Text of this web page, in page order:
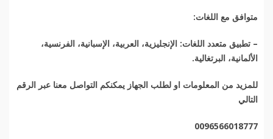
متوافق مع اللغات:
– تطبيق متعدد اللغات: الإنجليزية، العربية، الإسبانية، الفرنسية،
الألمانية، البرتغالية.
للمزيد من المعلومات او لطلب الجهاز يمكنكم التواصل معنا عبر الرقم
التالي
0096566018777